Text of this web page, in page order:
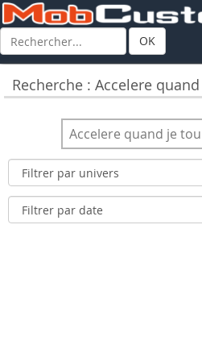
OK
Recherche : Accelere